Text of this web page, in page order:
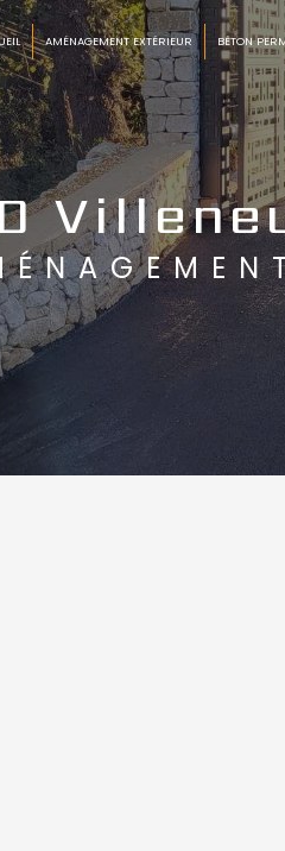
AMÉNAGEMENT EXTÉRIEUR BÉTON